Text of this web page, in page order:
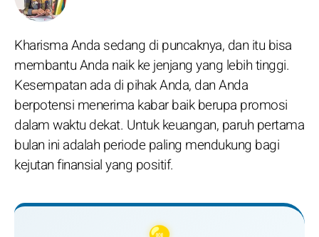
Kharisma Anda sedang di puncaknya, dan itu bisa
membantu Anda naik ke jenjang yang lebih tinggi.
Kesempatan ada di pihak Anda, dan Anda
berpotensi menerima kabar baik berupa promosi
dalam waktu dekat. Untuk keuangan, paruh pertama
bulan ini adalah periode paling mendukung bagi
kejutan finansial yang positif.